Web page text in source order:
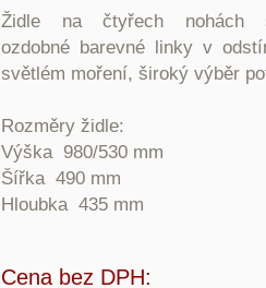
Židle na čtyřech nohách
ozdobné barevné linky v
světlém moření, široký výběr
Rozměry židle:
Výška 980/530 mm
Šířka 490 mm
Hloubka 435 mm
Cena bez DPH: